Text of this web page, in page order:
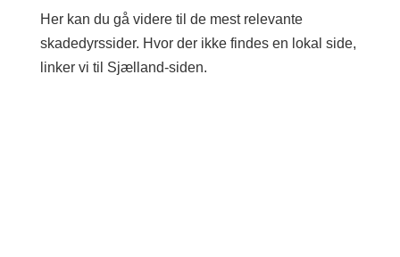
Her kan du gå videre til de mest relevante
skadedyrssider. Hvor der ikke findes en lokal side,
linker vi til Sjælland-siden.